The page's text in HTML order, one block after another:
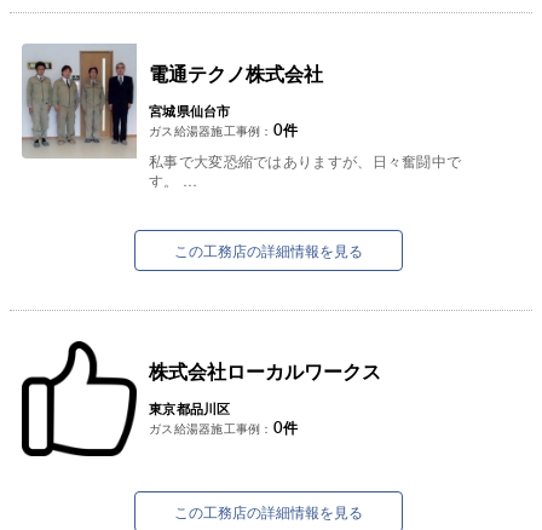
電通テクノ株式会社
宮城県仙台市
ガス給湯器施工事例： 0件
私事で大変恐縮ではありますが、日々奮闘中で
す。
ります。
電気工事（電...
この工務店の詳細情報を見る
株式会社ローカルワークス
東京都品川区
ガス給湯器施工事例： 0件
この工務店の詳細情報を見る